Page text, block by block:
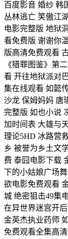
百度影音 婚纱 韩
丛林逃亡 笑傲江
电影完整版 地狱
看免费版 谢谢你
版高清免费观看
《猎罪图鉴》第
看 开往地狱派对
集在线观看 如懿
沙龙 保姆妈妈 唐
完整版 如也小说
加时间表 大雄与
理论5HD 冰路营
乡 被誉为乡土文
费 泰囧电影下载
下的小姑娘广场
欲电影免费观看
城 绝密狙击49集
在异世界迷宫开
金英杰执业药师
免费观看全集高